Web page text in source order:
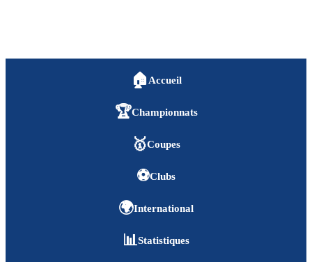
🏠 Accueil
🏆Championnats
🥇Coupes
⚽Clubs
🌍International
📊Statistiques